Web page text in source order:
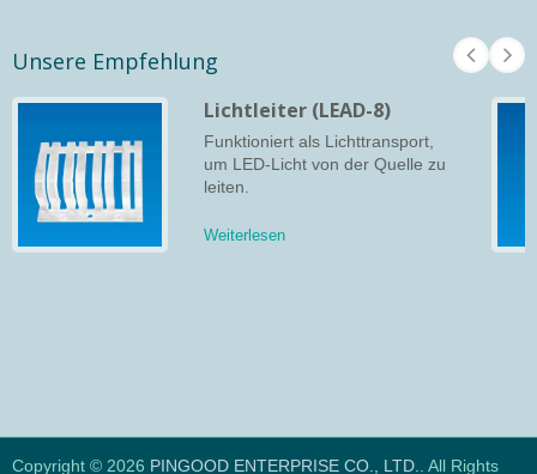
Unsere Empfehlung
Lichtleiter (LEAD-8)
Funktioniert als Lichttransport,
um LED-Licht von der Quelle zu
leiten.
Weiterlesen
Copyright © 2026 PINGOOD ENTERPRISE CO., LTD. . All Rights